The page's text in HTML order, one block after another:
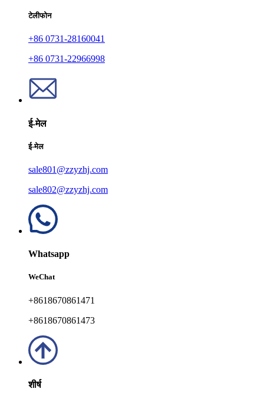
टेलीफोन
+86 0731-28160041
+86 0731-22966998
ई-मेल
ई-मेल
sale801@zzyzhj.com
sale802@zzyzhj.com
Whatsapp
WeChat
+8618670861471
+8618670861473
शीर्ष